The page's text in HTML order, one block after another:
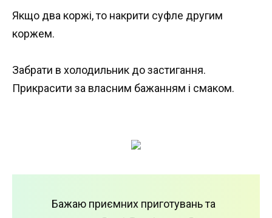
Якщо два коржі, то накрити суфле другим
коржем.
Забрати в холодильник до застигання.
Прикрасити за власним бажанням і смаком.
Бажаю приємних приготувань та